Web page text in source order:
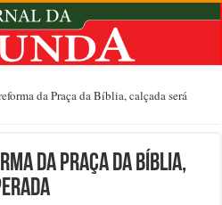
da Praça da Bíblia, calçada será
da Praça da Bíblia,